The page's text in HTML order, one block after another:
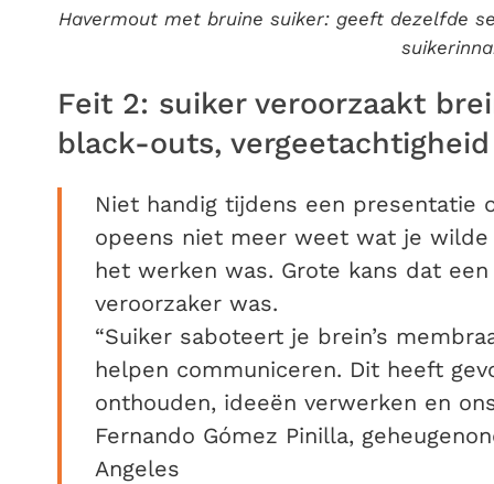
Havermout met bruine suiker: geeft dezelfde
Feit 2: suiker veroorzaakt
black-outs,
Niet handig tijdens een presentatie
opeens niet meer weet wat je wilde
het werken was. Grote kans dat
veroorzaker was.
“Suiker saboteert je brein’s
helpen communiceren. Dit heeft
onthouden, ideeën verwerken en
Fernando Gómez Pinilla,
Angeles